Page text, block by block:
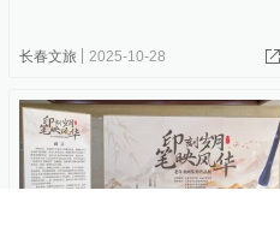
长春文旅 2025-10-28